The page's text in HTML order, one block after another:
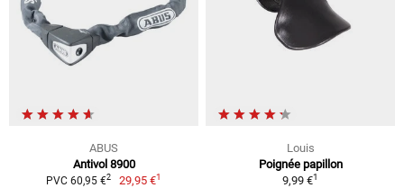
ABUS
Antivol 8900
PVC 60,95 €2 29,95 €1
Louis
Poignée papillon
9,99 €1